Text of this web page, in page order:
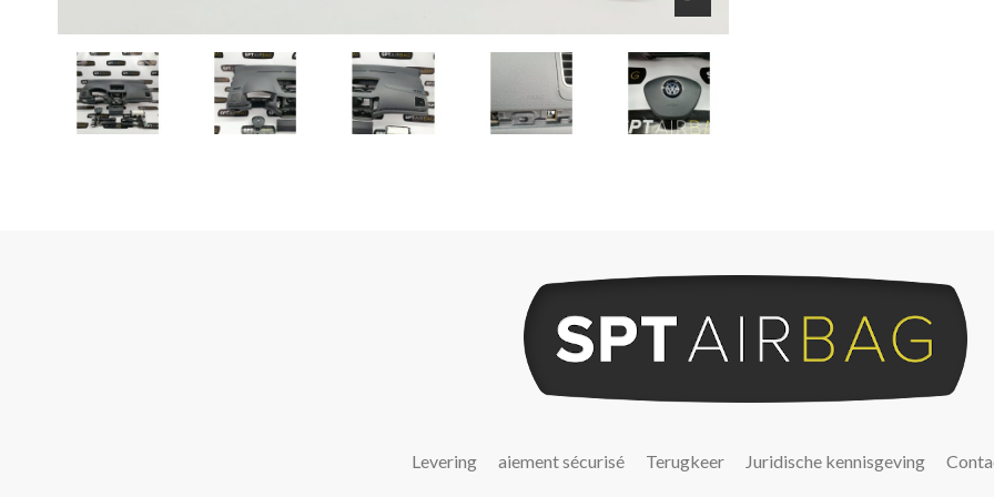
Levering aiement sécurisé Terugkeer Juridische kennisgeving